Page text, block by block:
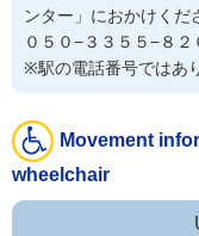
ンター」におかけくだ
０５０−３３５５−８２
※駅の電話番号ではあ
Movement
wheelchair